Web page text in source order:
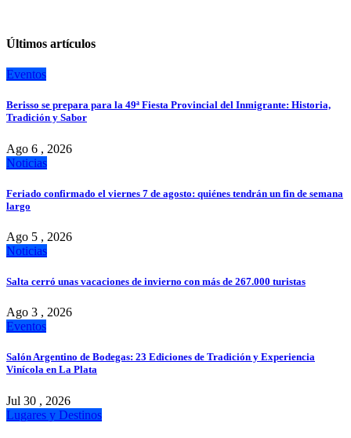
Últimos artículos
Eventos
Berisso se prepara para la 49ª Fiesta Provincial del Inmigrante: Historia,
Tradición y Sabor
Ago 6 , 2026
Noticias
Feriado confirmado el viernes 7 de agosto: quiénes tendrán un fin de semana
largo
Ago 5 , 2026
Noticias
Salta cerró unas vacaciones de invierno con más de 267.000 turistas
Ago 3 , 2026
Eventos
Salón Argentino de Bodegas: 23 Ediciones de Tradición y Experiencia
Vinícola en La Plata
Jul 30 , 2026
Lugares y Destinos